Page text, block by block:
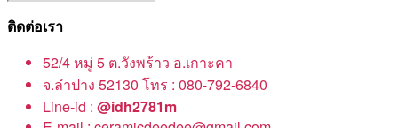
ติดต่อเรา
52/4 หมู่ 5 ต.วังพร้าว อ.เกาะคา
จ.ลำปาง 52130 โทร : 080-792-6840
Line-id : @idh2781m